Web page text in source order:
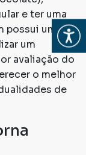
Abrir
e ter uma
um
um
avaliação do
o melhor
de